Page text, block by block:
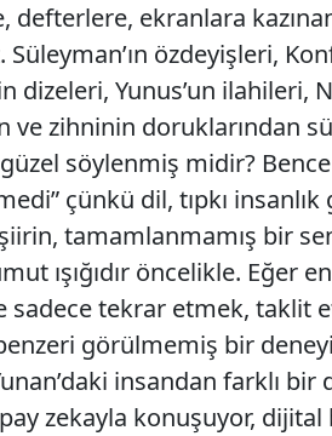
defterlere, ekranlara
Süleyman’ın özdeyişleri,
dizeleri, Yunus’un ilahileri,
ve zihninin doruklarından
söylenmiş midir? Bence
çünkü dil, tıpkı
tamamlanmamış bir
ışığıdır öncelikle. Eğer
sadece tekrar etmek, taklit
görülmemiş bir
insandan farklı bir
zekayla konuşuyor, dijital